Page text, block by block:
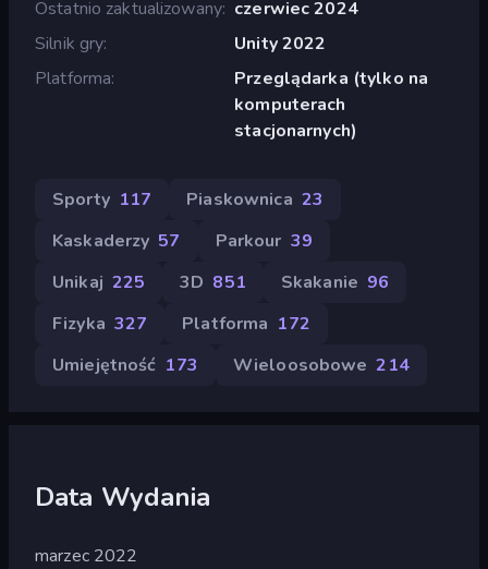
Ostatnio zaktualizowany czerwiec 2024
Silnik gry
Unity 2022
Platforma
Przeglądarka (tylko na
komputerach
stacjonarnych)
Sporty 117 Piaskownica 23
Kaskaderzy 57 Parkour 39
Unikaj 225 3D 851 Skakanie 96
Fizyka 327 Platforma 172
Umiejętność 173 Wieloosobowe 214
Data Wydania
marzec 2022